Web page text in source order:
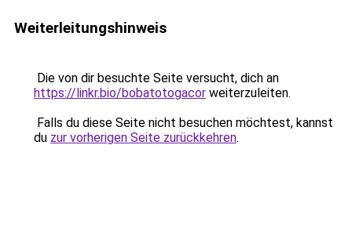
Weiterleitungshinweis
Die von dir besuchte Seite versucht, dich an
https://linkr.bio/bobatotogacor weiterzuleiten.
Falls du diese Seite nicht besuchen möchtest, kannst
du zur vorherigen Seite zurückkehren.